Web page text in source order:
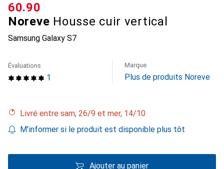
Noreve Housse cuir vertical
Samsung Galaxy S7
CHF
60.90
1
Évaluations Marque
Plus de produits Noreve
Livré entre sam, 26/9 et mer, 14/10
M'informer si le produit est disponible plus tôt
Ajouter au panier